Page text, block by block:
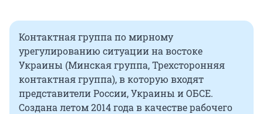
Контактная группа по мирному
урегулированию ситуации на востоке
Украины (Минская группа, Трехсторонняя
контактная группа), в которую входят
представители России, Украины и ОБСЕ.
Создана летом 2014 года в качестве рабочего